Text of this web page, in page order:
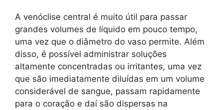
A venóclise central é muito útil para passar
grandes volumes de líquido em pouco tempo,
uma vez que o diâmetro do vaso permite. Além
disso, é possível administrar soluções
altamente concentradas ou irritantes, uma vez
que são imediatamente diluídas em um volume
considerável de sangue, passam rapidamente
para o coração e daí são dispersas na